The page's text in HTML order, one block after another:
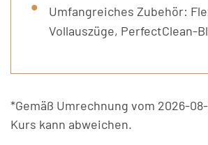
Umfangreiches Zubehör:
Vollauszüge, PerfectClean-
*Gemäß Umrechnung vom 2026-
Kurs kann abweichen.